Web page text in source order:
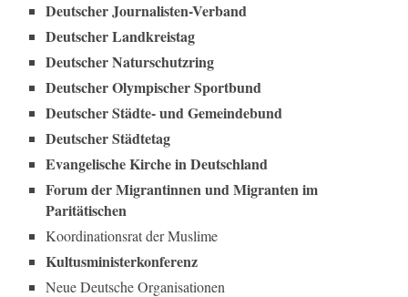
Deutscher Journalisten-Verband
Deutscher Landkreistag
Deutscher Naturschutzring
Deutscher Olympischer Sportbund
Deutscher Städte- und Gemeindebund
Deutscher Städtetag
Evangelische Kirche in Deutschland
Forum der Migrantinnen und Migranten im
Paritätischen
Koordinationsrat der Muslime
Kultusministerkonferenz
Neue Deutsche Organisationen